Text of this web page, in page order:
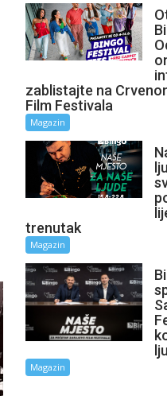
zablistajte na
Film Festivala
Magazin
trenutak
Magazin
Magazin